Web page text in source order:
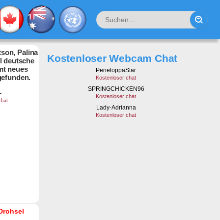
Palina
deutsche
neues
Kostenloser Webcam Chat